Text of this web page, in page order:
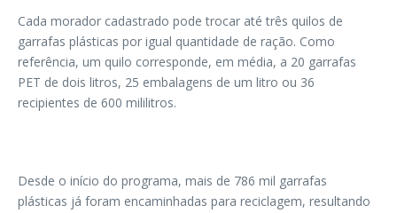
Cada morador cadastrado pode trocar até três quilos de
garrafas plásticas por igual quantidade de ração. Como
referência, um quilo corresponde, em média, a 20 garrafas
PET de dois litros, 25 embalagens de um litro ou 36
recipientes de 600 mililitros.
Desde o início do programa, mais de 786 mil garrafas
plásticas já foram encaminhadas para reciclagem, resultando